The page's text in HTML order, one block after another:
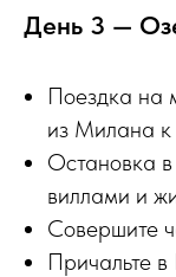
День 3 —
Поездка на
из Милана к
Остановка
виллами и
Совершите
Причальте